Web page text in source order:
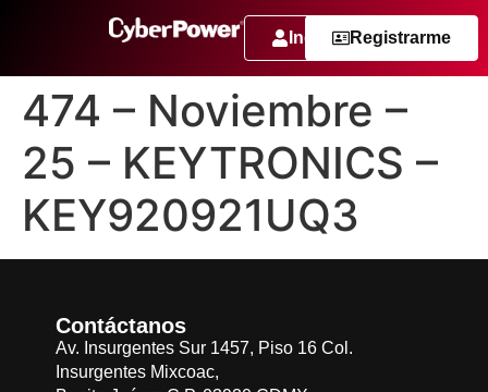
IngresarRegistrarme
474 – Noviembre –
25 – KEYTRONICS –
KEY920921UQ3
Contáctanos
Av. Insurgentes Sur 1457, Piso 16 Col.
Insurgentes Mixcoac,